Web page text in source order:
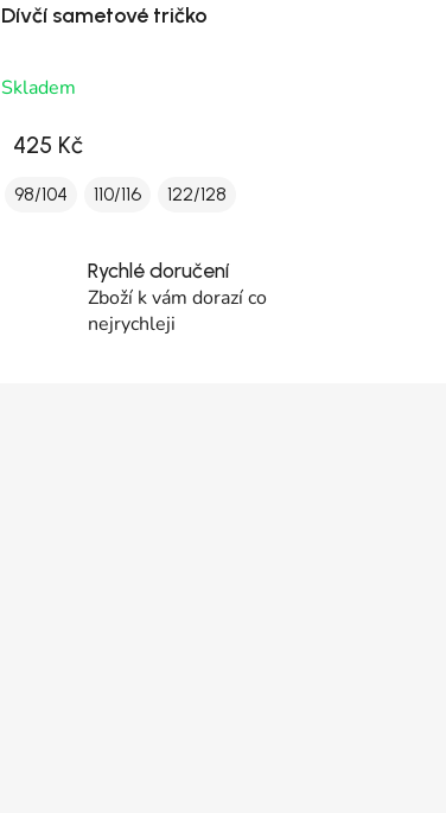
Dívčí sametové tričko
Skladem
425 Kč
98/104 110/116 122/128
Rychlé doručení
Zboží k vám dorazí co
nejrychleji